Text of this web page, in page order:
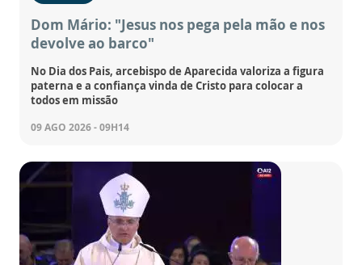
Dom Mário: "Jesus nos pega pela mão e nos
devolve ao barco"
No Dia dos Pais, arcebispo de Aparecida valoriza a figura
paterna e a confiança vinda de Cristo para colocar a
todos em missão
09 AGO 2026 - 09H14